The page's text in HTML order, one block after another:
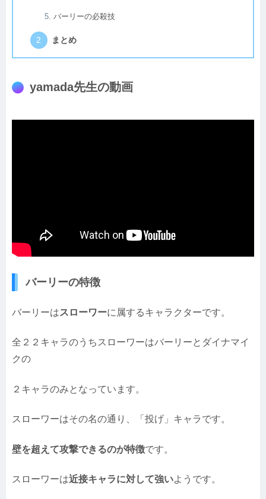
バーリーの必殺技
まとめ
yamada先生の動画
バーリーの特徴
バーリーはスローワーに属するキャラクターです。
全２２キャラのうちスローワーはバーリーとダイナマイ
クの
２キャラのみとなっています。
スローワーはその名の通り、「投げ」キャラです。
壁を超えて攻撃できるのが特徴です。
スローワーは近接キャラに対して強いようです。